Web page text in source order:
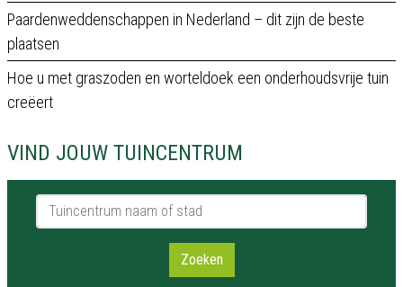
Paardenweddenschappen in Nederland – dit zijn de beste
plaatsen
Hoe u met graszoden en worteldoek een onderhoudsvrije tuin
creëert
VIND JOUW TUINCENTRUM
Tuincentrum naam of stad
Zoeken